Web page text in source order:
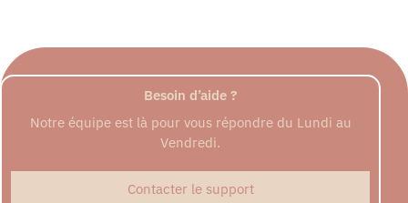
Besoin d’aide ?
Notre équipe est là pour vous répondre du Lundi au
Vendredi.
Contacter le support